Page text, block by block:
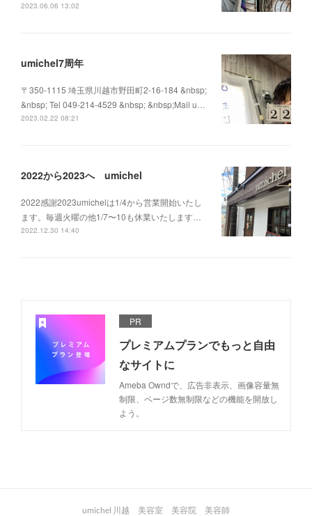
2023.06.06 13:02
umichel7周年
〒350-1115 埼玉県川越市野田町2-16-184 &nbsp;
&nbsp; Tel 049-214-4529 &nbsp; &nbsp;Mail u…
2023.02.22 08:21
2022から2023へ umichel
2022感謝2023umichelは1/4から営業開始いたし
ます。毎週火曜の他1/7〜10も休業いたします…
2022.12.30 14:40
PR
プレミアムプランでもっと自由
なサイトに
Ameba Owndで、広告非表示、画像容量無
制限、ページ数無制限などの機能を開放し
よう。
umichel 川越 美容室 美容院 美容師